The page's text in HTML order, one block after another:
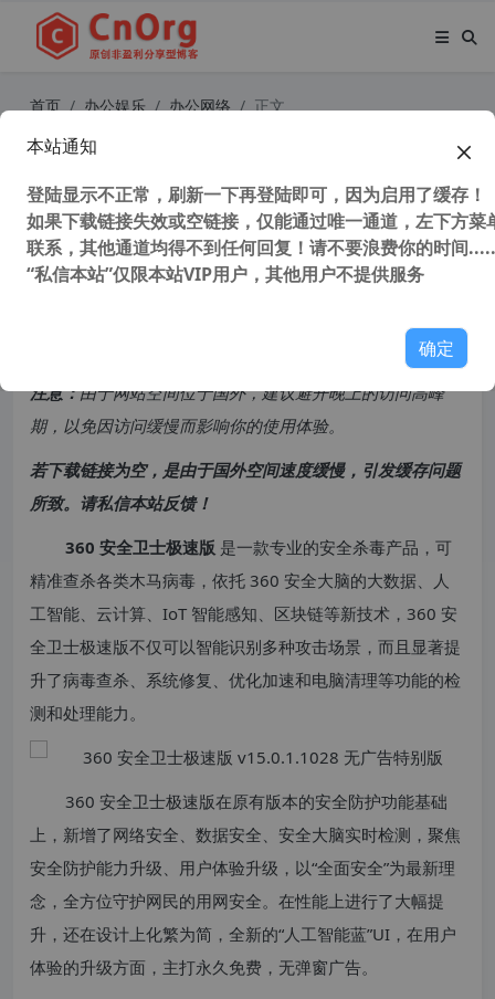
首页 办公娱乐 办公网络 正文
360安全卫士极速版 v15.0.1.1028 无
广告特别版
30,398 次浏览次阅读
注意：由于网站空间位于国外，建议避开晚上的访问高峰
期，以免因访问缓慢而影响你的使用体验。
若下载链接为空，是由于国外空间速度缓慢，引发缓存问题
所致。请私信本站反馈！
360 安全卫士极速版 是一款专业的安全杀毒产品，可
精准查杀各类木马病毒，依托 360 安全大脑的大数据、人
工智能、云计算、IoT 智能感知、区块链等新技术，360 安
全卫士极速版不仅可以智能识别多种攻击场景，而且显著提
升了病毒查杀、系统修复、优化加速和电脑清理等功能的检
测和处理能力。
360 安全卫士极速版在原有版本的安全防护功能基础
上，新增了网络安全、数据安全、安全大脑实时检测，聚焦
安全防护能力升级、用户体验升级，以“全面安全”为最新理
念，全方位守护网民的用网安全。在性能上进行了大幅提
升，还在设计上化繁为简，全新的“人工智能蓝”UI，在用户
体验的升级方面，主打永久免费，无弹窗广告。
本站通知
登陆显示不正常，刷新一下再登陆即可，因为启用了缓存！
如果下载链接失效或空链接，仅能通过唯一通道，左下方菜
联系，其他通道均得不到任何回复！请不要浪费你的时间
“私信本站”仅限本站VIP用户，其他用户不提供服务
确定